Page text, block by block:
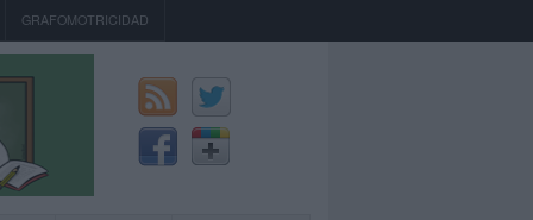
GRAFOMOTRICIDAD